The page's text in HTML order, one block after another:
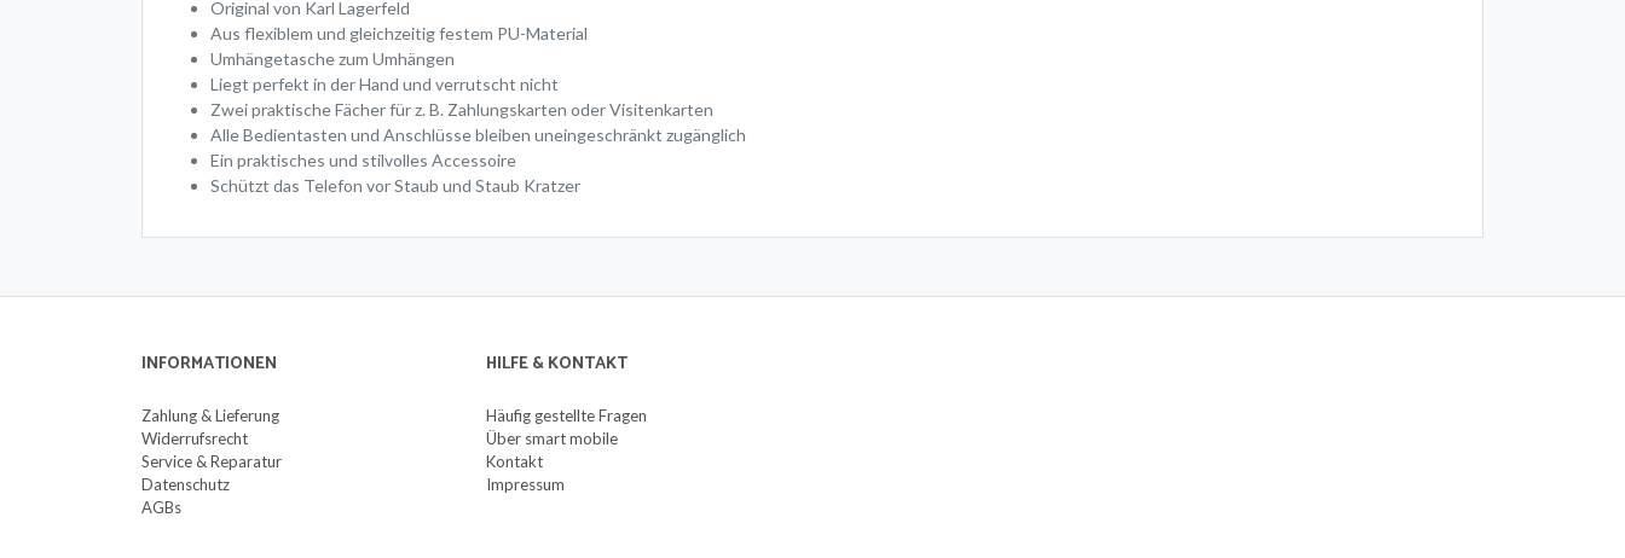
Original von Karl Lagerfeld
Aus flexiblem und gleichzeitig festem PU-Material
Umhängetasche zum Umhängen
Liegt perfekt in der Hand und verrutscht nicht
Zwei praktische Fächer für z. B. Zahlungskarten oder Visitenkarten
Alle Bedientasten und Anschlüsse bleiben uneingeschränkt zugänglich
Ein praktisches und stilvolles Accessoire
Schützt das Telefon vor Staub und Staub Kratzer
INFORMATIONEN
Zahlung & Lieferung
Widerrufsrecht
Service & Reparatur
Datenschutz
AGBs
HILFE & KONTAKT
Häufig gestellte Fragen
Über smart mobile
Kontakt
Impressum